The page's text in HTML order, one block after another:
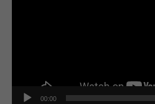
00:00